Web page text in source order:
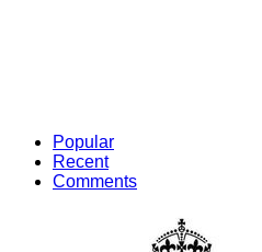
Popular
Recent
Comments